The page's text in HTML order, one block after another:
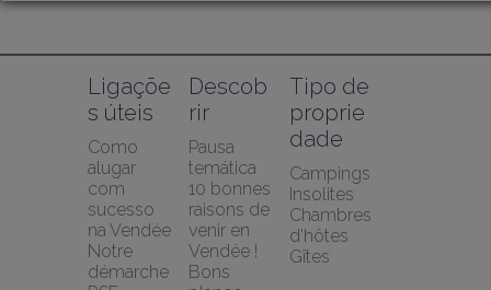
Ligaçõe
s úteis
Como
alugar
com
sucesso
na Vendée
Notre
démarche
Descob
rir
Pausa
temática
10 bonnes
raisons de
venir en
Vendée !
Bons
Tipo de
proprie
dade
Campings
Insolites
Chambres
d'hôtes
Gîtes